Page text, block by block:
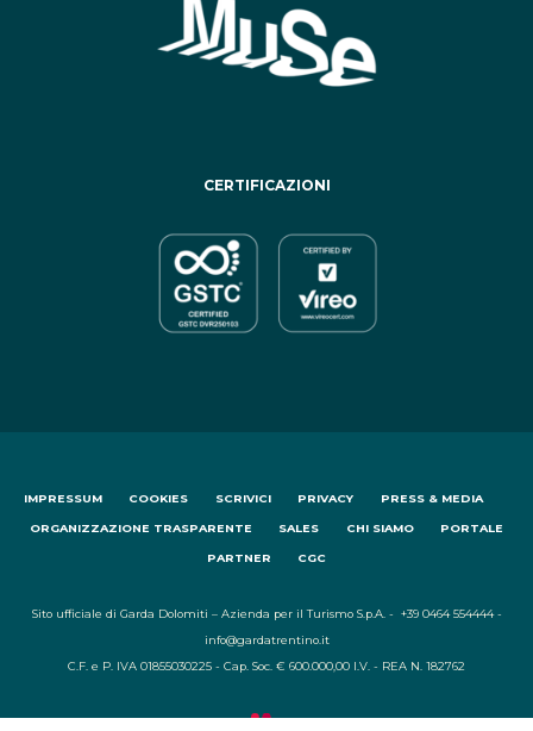
CERTIFICAZIONI
IMPRESSUM COOKIES SCRIVICI PRIVACY PRESS & MEDIA
ORGANIZZAZIONE TRASPARENTE SALES CHI SIAMO PORTALE
PARTNER CGC
Sito ufficiale di Garda Dolomiti – Azienda per il Turismo S.p.A. - +39 0464 554444 -
info@gardatrentino.it
C.F. e P. IVA 01855030225 - Cap. Soc. € 600.000,00 I.V. - REA N. 182762